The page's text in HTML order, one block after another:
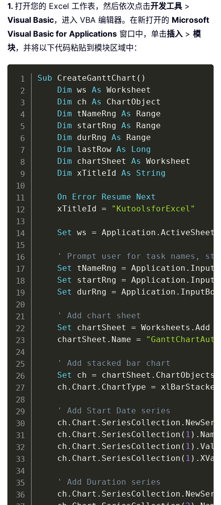
1. 打开您的 Excel 工作表，然后依次点击开发工具 >
Visual Basic，进入 VBA 编辑器。在新打开的 Microsoft
Visual Basic for Applications 窗口中，单击插入 > 模
块，并将以下代码粘贴到模块区域中：
Sub CreateGanttChart ( )
Dim ws As Worksheet
Dim ch As ChartObject
Dim tNameRng As Range
Dim startRng As Range
Dim durRng As Range
Dim lastRow As
Long
Dim chartSheet As Worksheet
Dim xTitleId As String
On Error Resume
Next
    xTitleId
= "KutoolsforExcel"
Set ws = Application . ActiveSheet
' Prompt user for task names,
Set tNameRng = Application .
Set startRng = Application .
Set durRng = Application . InputBox
' Add chart sheet
Set chartSheet = Worksheets . Add
    chartSheet
. Name =
' Add stacked bar chart
Set ch = chartSheet . ChartObjects
    ch
. Chart . ChartType = xlBarStacked
' Add Start Date series
    ch
. Chart . SeriesCollection .
    ch
. Chart . SeriesCollection ( 1 ) .
    ch
. Chart . SeriesCollection ( 1 ) .
    ch
. Chart . SeriesCollection ( 1 ) .
' Add Duration series
    ch
. Chart . SeriesCollection .